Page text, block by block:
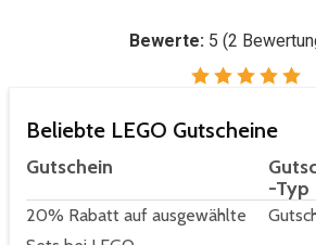
Bewerte: 5 (2
Beliebte LEGO Gutscheine
Gutschein
-Typ
20% Rabatt auf ausgewählte